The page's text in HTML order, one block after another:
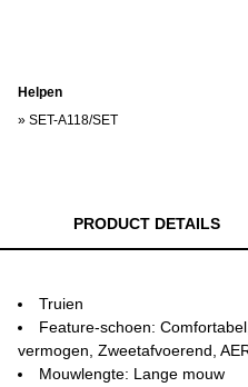
Helpen
» SET-A118/SET
PRODUCT DETAILS
Truien
Feature-schoen:
vermogen, Zweetafvoerend,
Mouwlengte: Lange mouw